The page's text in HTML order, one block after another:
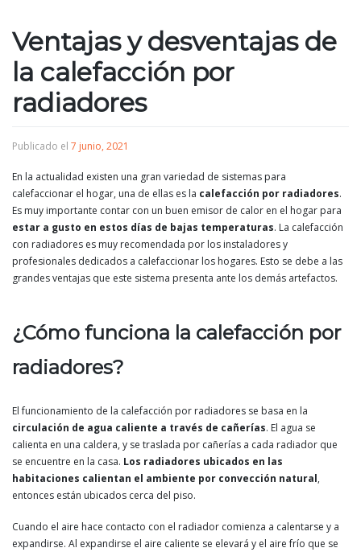
Ventajas y desventajas de
la calefacción por
radiadores
Publicado el 7 junio, 2021
En la actualidad existen una gran variedad de sistemas para
calefaccionar el hogar, una de ellas es la calefacción por radiadores.
Es muy importante contar con un buen emisor de calor en el hogar para
estar a gusto en estos días de bajas temperaturas. La calefacción
con radiadores es muy recomendada por los instaladores y
profesionales dedicados a calefaccionar los hogares. Esto se debe a las
grandes ventajas que este sistema presenta ante los demás artefactos.
¿Cómo funciona la calefacción por
radiadores?
El funcionamiento de la calefacción por radiadores se basa en la
circulación de agua caliente a través de cañerías. El agua se
calienta en una caldera, y se traslada por cañerías a cada radiador que
se encuentre en la casa. Los radiadores ubicados en las
habitaciones calientan el ambiente por convección natural,
entonces están ubicados cerca del piso.
Cuando el aire hace contacto con el radiador comienza a calentarse y a
expandirse. Al expandirse el aire caliente se elevará y el aire frío que se